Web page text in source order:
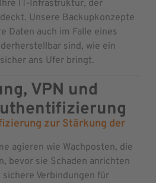
IT-Infrastruktur, der
Unsere Backupkonzepte
Daten auch im Falle eines
sind, wie ein
ans Ufer bringt.
VPN und
zur Stärkung der
agieren wie Wachposten, die
bevor sie Schaden anrichten
Verbindungen für